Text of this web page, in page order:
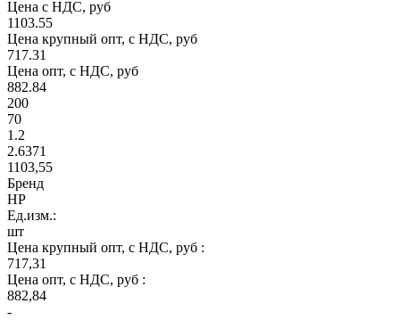
Цена с НДС, руб
1103.55
Цена крупный опт, с НДС, руб
717.31
Цена опт, с НДС, руб
882.84
200
70
1.2
2.6371
1103,55
Бренд
НР
Ед.изм.:
шт
Цена крупный опт, с НДС, руб :
717,31
Цена опт, с НДС, руб :
882,84
-